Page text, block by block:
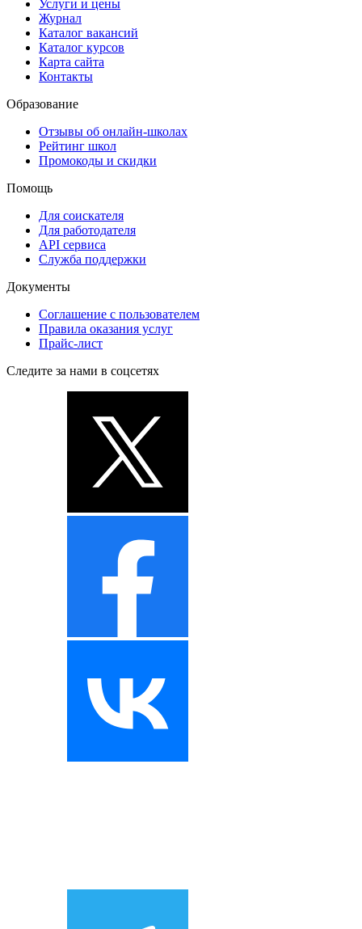
Услуги и цены
Журнал
Каталог вакансий
Каталог курсов
Карта сайта
Контакты
Образование
Отзывы об онлайн-школах
Рейтинг школ
Промокоды и скидки
Помощь
Для соискателя
Для работодателя
API сервиса
Служба поддержки
Документы
Соглашение с пользователем
Правила оказания услуг
Прайс-лист
Следите за нами в соцсетях